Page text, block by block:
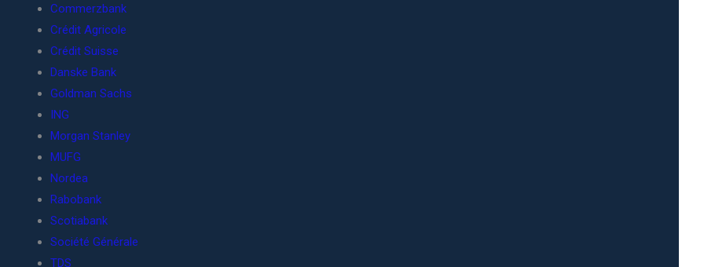
Commerzbank
Crédit Agricole
Crédit Suisse
Danske Bank
Goldman Sachs
ING
Morgan Stanley
MUFG
Nordea
Rabobank
Scotiabank
Société Générale
TDS